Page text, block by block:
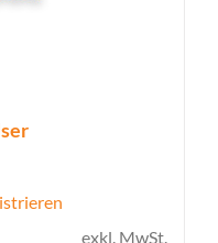
exkl. MwSt.